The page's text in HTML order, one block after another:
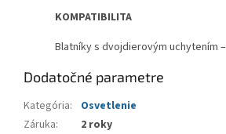
KOMPATIBILITA
Blatníky s dvojdierovým uchytením
Dodatočné parametre
Kategória:
Osvetlenie
Záruka:
2 roky